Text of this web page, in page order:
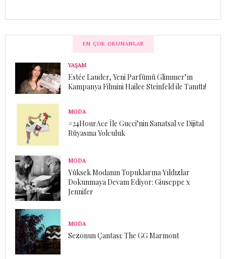
EN ÇOK OKUNANLAR
YAŞAM
Estée Lauder, Yeni Parfümü Glimmer’ın
Kampanya Filmini Hailee Steinfeld ile Tanıttı!
MODA
#24HourAce İle Gucci’nin Sanatsal ve Dijital
Rüyasına Yolculuk
MODA
Yüksek Modanın Topuklarına Yıldızlar
Dokunmaya Devam Ediyor: Giuseppe x
Jennifer
MODA
Sezonun Çantası: The GG Marmont